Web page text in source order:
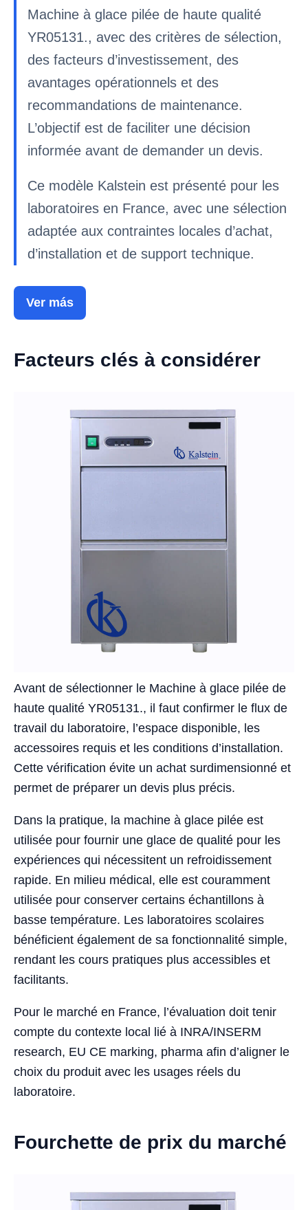
Machine à glace pilée de haute qualité
YR05131., avec des critères de sélection,
des facteurs d’investissement, des
avantages opérationnels et des
recommandations de maintenance.
L’objectif est de faciliter une décision
informée avant de demander un devis.
Ce modèle Kalstein est présenté pour les
laboratoires en France, avec une sélection
adaptée aux contraintes locales d’achat,
d’installation et de support technique.
Ver más
Facteurs clés à considérer
Avant de sélectionner le Machine à glace pilée de
haute qualité YR05131., il faut confirmer le flux de
travail du laboratoire, l’espace disponible, les
accessoires requis et les conditions d’installation.
Cette vérification évite un achat surdimensionné et
permet de préparer un devis plus précis.
Dans la pratique, la machine à glace pilée est
utilisée pour fournir une glace de qualité pour les
expériences qui nécessitent un refroidissement
rapide. En milieu médical, elle est couramment
utilisée pour conserver certains échantillons à
basse température. Les laboratoires scolaires
bénéficient également de sa fonctionnalité simple,
rendant les cours pratiques plus accessibles et
facilitants.
Pour le marché en France, l’évaluation doit tenir
compte du contexte local lié à INRA/INSERM
research, EU CE marking, pharma afin d’aligner le
choix du produit avec les usages réels du
laboratoire.
Fourchette de prix du marché